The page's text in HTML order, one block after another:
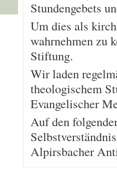
Stundengebets
Um dies als
wahrnehmen zu
Stiftung.
Wir laden
theologischem
Evangelischer
Auf den
Alpirsbacher